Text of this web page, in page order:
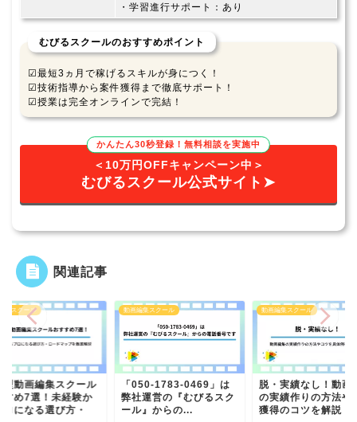
・学習進行サポート：あり
むびるスクールのおすすめポイント
☑最短3ヵ月で稼げるスキルが身につく！
☑技術指導から案件獲得まで徹底サポート！
☑授業は完全オンラインで完結！
かんたん30秒登録！無料相談を実施中
＜10万円OFFキャンペーン中＞
むびるスクール公式サイト➤
関連記事
集スクール
型動画編集スクール
すめ7選！未経験か
ロになる選び方・
動画編集スクール
「050-1783-0469」は
弊社運営の『むびるスク
ール』からの...
動画編集スクール
脱・実績なし！動画
の実績作りの方法や
獲得のコツを解説